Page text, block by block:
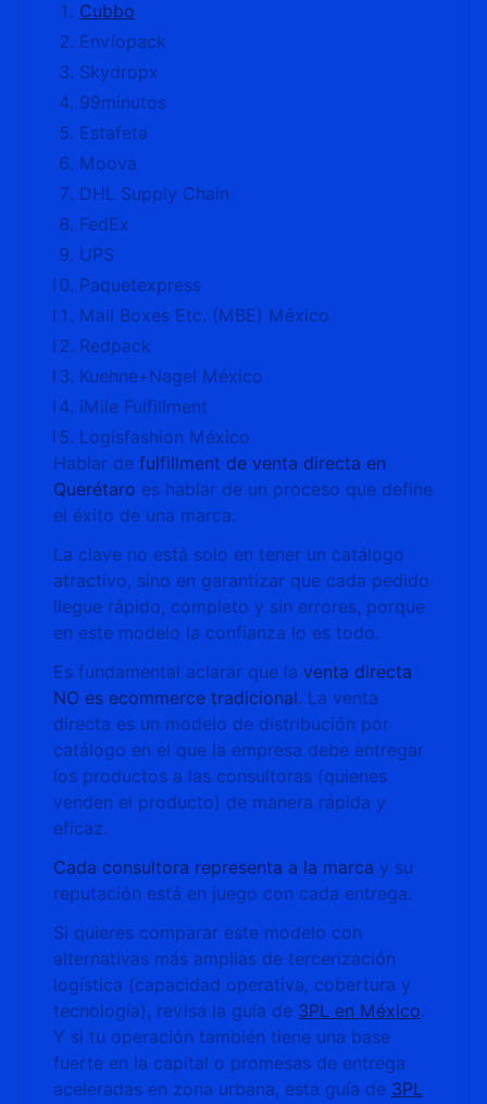
Cubbo
Envíopack
Skydropx
99minutos
Estafeta
Moova
DHL Supply Chain
FedEx
UPS
Paquetexpress
Mail Boxes Etc. (MBE) México
Redpack
Kuehne+Nagel México
iMile Fulfillment
Logisfashion México
Hablar de fulfillment de venta directa en
Querétaro es hablar de un proceso que define
el éxito de una marca.
La clave no está solo en tener un catálogo
atractivo, sino en garantizar que cada pedido
llegue rápido, completo y sin errores, porque
en este modelo la confianza lo es todo.
Es fundamental aclarar que la venta directa
NO es ecommerce tradicional. La venta
directa es un modelo de distribución por
catálogo en el que la empresa debe entregar
los productos a las consultoras (quienes
venden el producto) de manera rápida y
eficaz.
Cada consultora representa a la marca y su
reputación está en juego con cada entrega.
Si quieres comparar este modelo con
alternativas más amplias de tercerización
logística (capacidad operativa, cobertura y
tecnología), revisa la guía de 3PL en México.
Y si tu operación también tiene una base
fuerte en la capital o promesas de entrega
aceleradas en zona urbana, esta guía de 3PL